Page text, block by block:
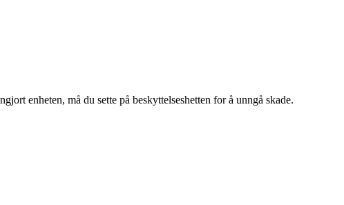
enheten, må du sette på beskyttelseshetten for å unngå skade.